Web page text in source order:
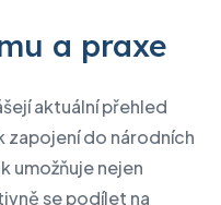
a praxe
aktuální přehled
zapojení do národních
umožňuje nejen
se podílet na